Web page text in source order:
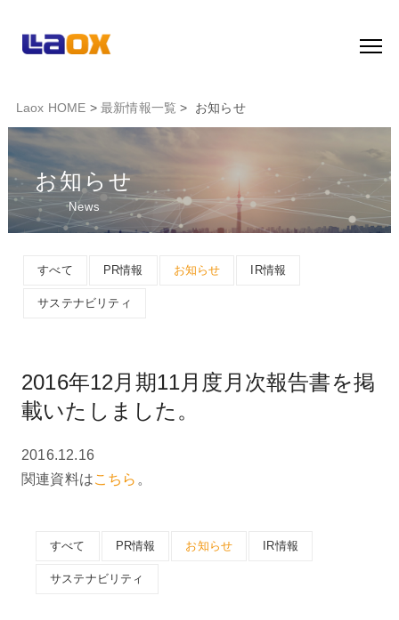
Laox HOME > 最新情報一覧 > お知らせ
お知らせ
News
すべて PR情報 お知らせ IR情報
サステナビリティ
2016年12月期11月度月次報告書を掲
載いたしました。
2016.12.16
関連資料はこちら 。
すべて PR情報 お知らせ IR情報
サステナビリティ